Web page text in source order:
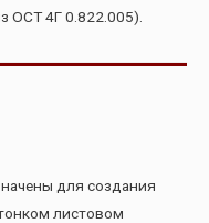
ОСТ 4Г 0.822.005).
для создания
листовом